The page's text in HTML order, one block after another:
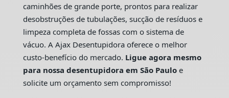
caminhões de grande porte, prontos para realizar
desobstruções de tubulações, sucção de resíduos e
limpeza completa de fossas com o sistema de
vácuo. A Ajax Desentupidora oferece o melhor
custo-benefício do mercado. Ligue agora mesmo
para nossa desentupidora em São Pauloe
solicite um orçamento sem compromisso!